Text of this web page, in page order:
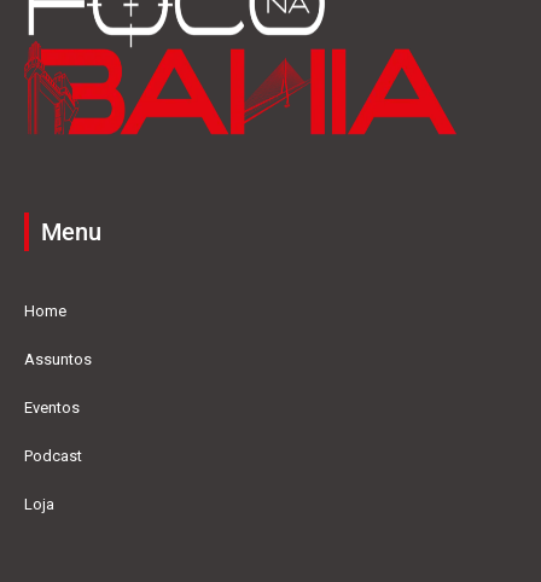
Menu
Home
Assuntos
Eventos
Podcast
Loja